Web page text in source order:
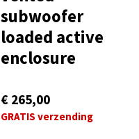
subwoofer
loaded active
enclosure
€ 265,00
GRATIS verzending